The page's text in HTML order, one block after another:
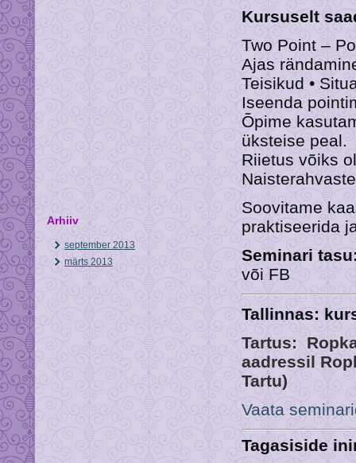
Arhiiv
september 2013
märts 2013
Kursuselt
Two Point –
Ajas
Teisikud •
Iseenda
Õpime
üksteise peal.
Riietus võiks
Soovitame
praktiseerida
Seminari
või FB
Tallinnas:
Tartus:
aadressil
Tartu)
Vaata
Tagasiside